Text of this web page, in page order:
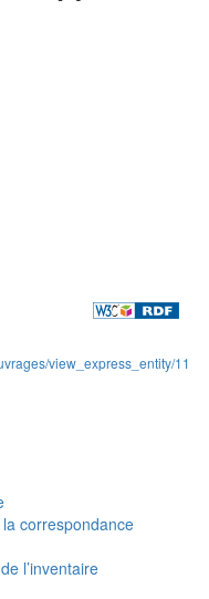
view_express_entity/11
correspondance
l’inventaire